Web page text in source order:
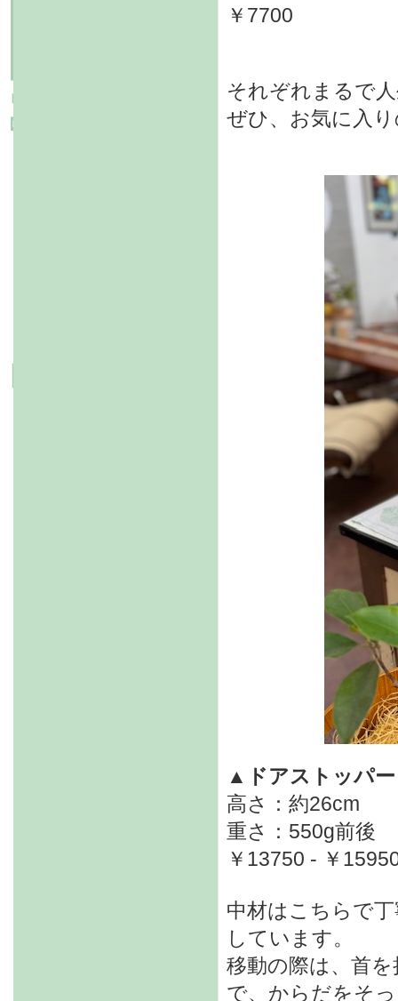
￥7700
それぞれまるで
ぜひ、お気に入
▲ドアストッパ
高さ：約26cm
重さ：550g前後
￥13750 - ￥
中材はこちらで
しています。
移動の際は、首
で、からだをそ